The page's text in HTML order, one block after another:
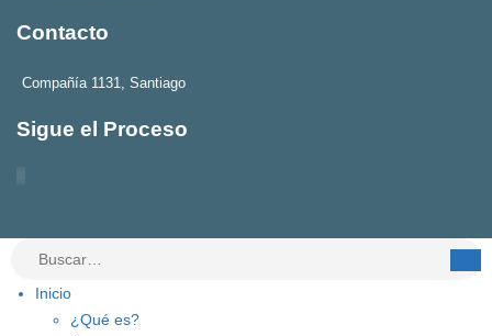
Contacto
Compañía 1131, Santiago
Sigue el Proceso
Inicio
¿Qué es?